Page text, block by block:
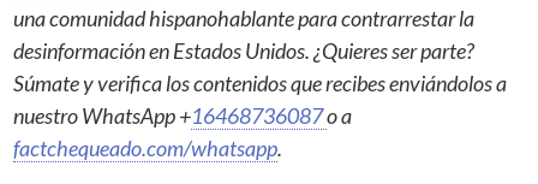
una comunidad hispanohablante para contrarrestar la
desinformación en Estados Unidos. ¿Quieres ser parte?
Súmate y verifica los contenidos que recibes enviándolos a
nuestro WhatsApp +16468736087o a
factchequeado.com/whatsapp.